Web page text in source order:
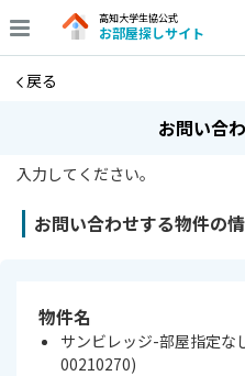
高知大学生協公式
お部屋探しサイト
戻る
お問い合
入力してください。
お問い合わせする物件の
物件名
サンビレッジ-部屋指定な
00210270)